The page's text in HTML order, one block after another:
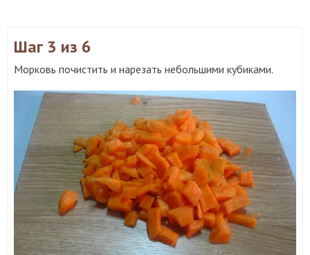
Шаг 3 из 6
Морковь почистить и нарезать небольшими кубиками.